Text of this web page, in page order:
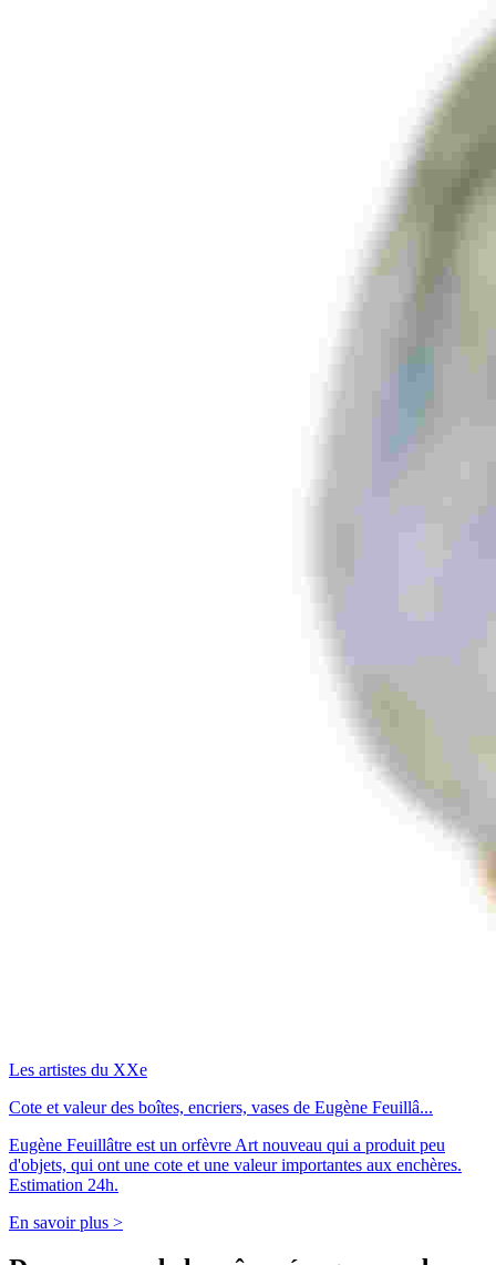
Les artistes du XXe
Cote et valeur des boîtes, encriers, vases de Eugène Feuillâ...
Eugène Feuillâtre est un orfèvre Art nouveau qui a produit peu
d'objets, qui ont une cote et une valeur importantes aux enchères.
Estimation 24h.
En savoir plus >